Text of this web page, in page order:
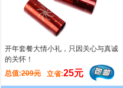
开年套餐大情小礼，只因关心与真诚
的关怀！
总值:209元 立省:25元